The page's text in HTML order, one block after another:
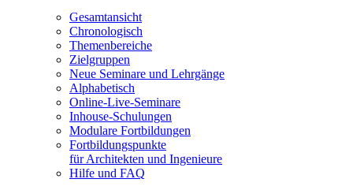
Gesamtansicht
Chronologisch
Themenbereiche
Zielgruppen
Neue Seminare und Lehrgänge
Alphabetisch
Online-Live-Seminare
Inhouse-Schulungen
Modulare Fortbildungen
Fortbildungspunkte
für Architekten und Ingenieure
Hilfe und FAQ